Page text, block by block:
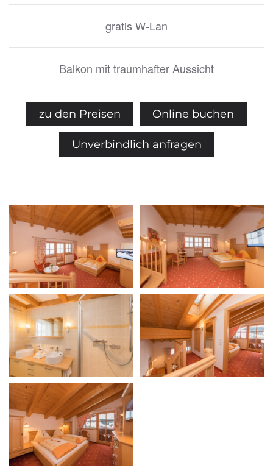
gratis W-Lan
Balkon mit traumhafter Aussicht
zu den Preisen Online buchen
Unverbindlich anfragen